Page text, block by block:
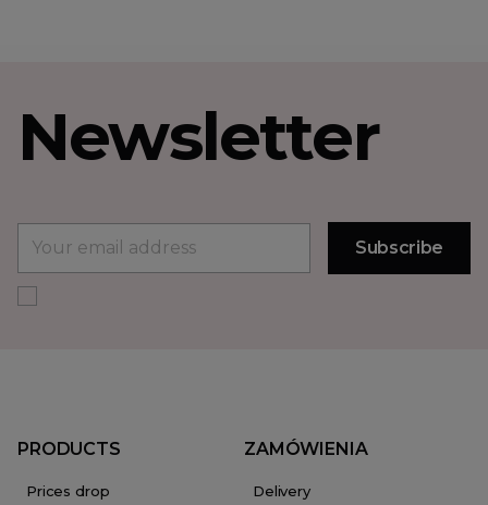
Newsletter
PRODUCTS
Prices drop
ZAMÓWIENIA
Delivery